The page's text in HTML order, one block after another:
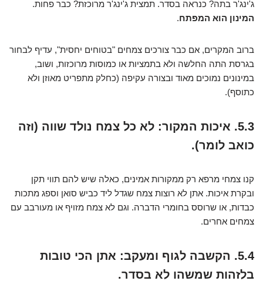
ג'ינג'ר בתה? כנראה בסדר. תמצית ג'ינג'ר מרוכזת? כבר פחות.
המינון הוא המפתח.
ברוב המקרים, אם כבר צורכים צמחים "בטוחים יחסית", עדיף לבחור
בגרסת התה החלשה ולא בתמציות או כמוסות מרוכזות, ושוב,
במינונים נמוכים מאוד ובצורה עקיפה (כחלק מתפריט מאוזן ולא
כתוסף).
5.3. איכות המקור: לא כל צמח נולד שווה (וזה
כואב לומר).
קנו צמחי מרפא רק ממקורות אמינים, כאלה שיש להם תווי תקן
ובקרת איכות. אתן לא רוצות צמח שגדל ליד כביש סואן וספג מתכות
כבדות, או שרוסס בחומרי הדברה. וגם לא צמח מזויף או מעורבב עם
צמחים אחרים.
5.4. הקשבה לגוף ומעקב: אתן הכי טובות
בלזהות שמשהו לא בסדר.